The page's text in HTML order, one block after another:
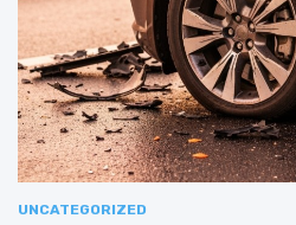
UNCATEGORIZED